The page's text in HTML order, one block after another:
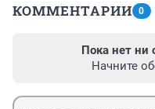
КОММЕНТАРИИ 0
Пока нет ни
Начните